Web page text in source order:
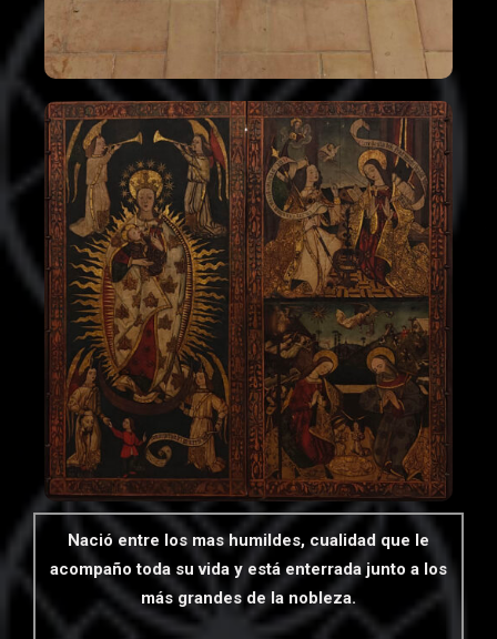
Nació entre los mas humildes, cualidad que le
acompaño toda su vida y está enterrada junto a los
más grandes de la nobleza.